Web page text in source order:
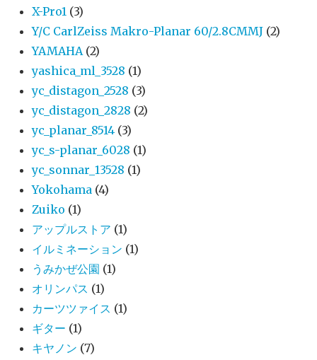
X-Pro1 (3)
Y/C CarlZeiss Makro-Planar 60/2.8CMMJ (2)
YAMAHA (2)
yashica_ml_3528 (1)
yc_distagon_2528 (3)
yc_distagon_2828 (2)
yc_planar_8514 (3)
yc_s-planar_6028 (1)
yc_sonnar_13528 (1)
Yokohama (4)
Zuiko (1)
アップルストア (1)
イルミネーション (1)
うみかぜ公園 (1)
オリンパス (1)
カーツツァイス (1)
ギター (1)
キヤノン (7)